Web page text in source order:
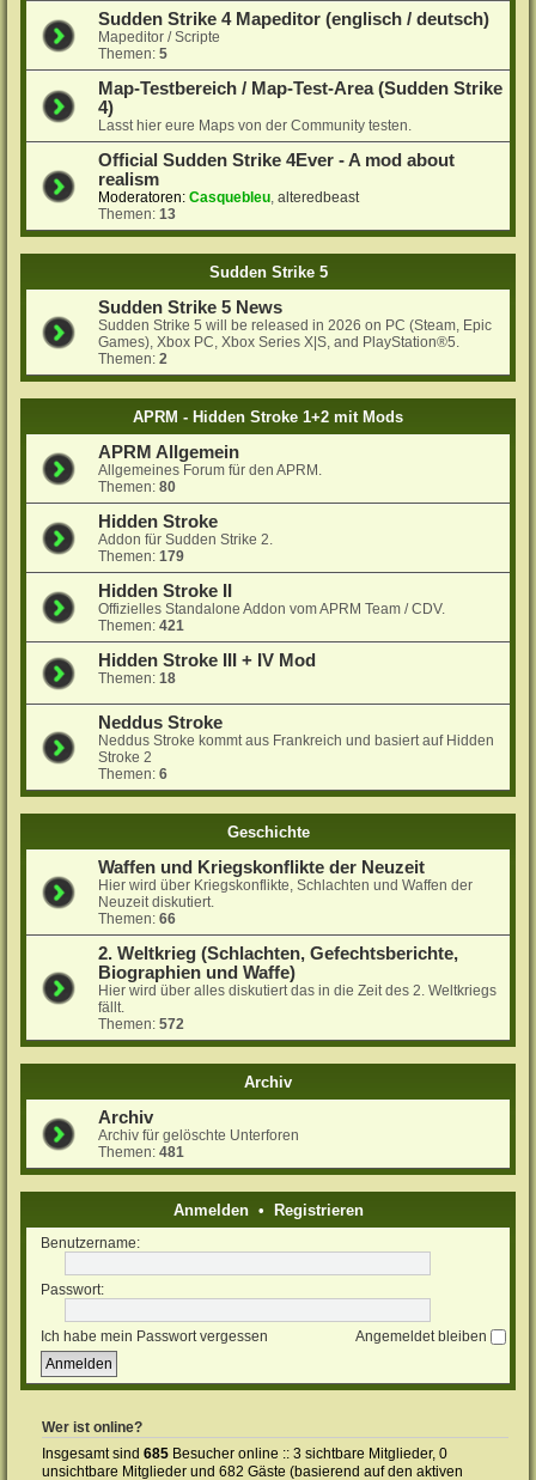
Sudden Strike 4 Mapeditor (englisch / deutsch)
Mapeditor / Scripte
Themen:5
Map-Testbereich / Map-Test-Area (Sudden Strike
4)
Lasst hier eure Maps von der Community testen.
Official Sudden Strike 4Ever - A mod about
realism
Moderatoren: Casquebleu,alteredbeast
Themen:13
Sudden Strike 5
Sudden Strike 5 News
Sudden Strike 5 will be released in 2026 on PC (Steam, Epic
Games), Xbox PC, Xbox Series X|S, and PlayStation®5.
Themen:2
APRM - Hidden Stroke 1+2 mit Mods
APRM Allgemein
Allgemeines Forum für den APRM.
Themen:80
Hidden Stroke
Addon für Sudden Strike 2.
Themen:179
Hidden Stroke II
Offizielles Standalone Addon vom APRM Team / CDV.
Themen:421
Hidden Stroke III + IV Mod
Themen:18
Neddus Stroke
Neddus Stroke kommt aus Frankreich und basiert auf Hidden
Stroke 2
Themen:6
Geschichte
Waffen und Kriegskonflikte der Neuzeit
Hier wird über Kriegskonflikte, Schlachten und Waffen der
Neuzeit diskutiert.
Themen:66
2. Weltkrieg (Schlachten, Gefechtsberichte,
Biographien und Waffe)
Hier wird über alles diskutiert das in die Zeit des 2. Weltkriegs
fällt.
Themen:572
Archiv
Archiv
Archiv für gelöschte Unterforen
Themen:481
Anmelden• Registrieren
Benutzername:
Passwort:
Ich habe mein Passwort vergessen Angemeldet bleiben
Wer ist online?
Insgesamt sind685 Besucher online :: 3 sichtbare Mitglieder, 0
unsichtbare Mitglieder und 682 Gäste (basierend auf den aktiven